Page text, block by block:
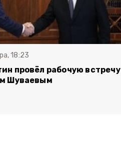
18:23
провёл рабочую встречу
Шуваевым